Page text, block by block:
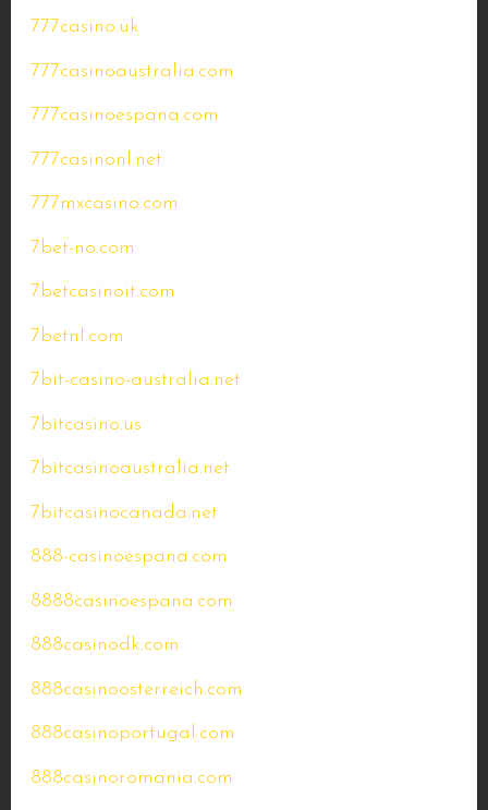
777casino.uk
777casinoaustralia.com
777casinoespana.com
777casinonl.net
777mxcasino.com
7bet-no.com
7betcasinoit.com
7betnl.com
7bit-casino-australia.net
7bitcasino.us
7bitcasinoaustralia.net
7bitcasinocanada.net
888-casinoespana.com
8888casinoespana.com
888casinodk.com
888casinoosterreich.com
888casinoportugal.com
888casinoromania.com